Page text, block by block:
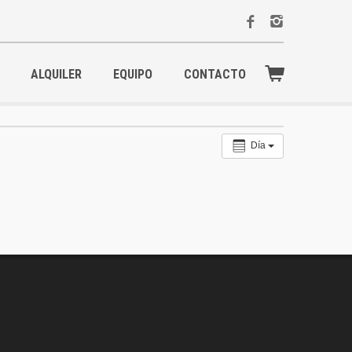
ALQUILER EQUIPO CONTACTO
Día